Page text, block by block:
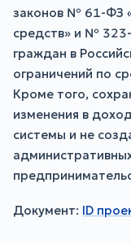
законов № 61-ФЗ
средств» и №
граждан в
ограничений по
Кроме того,
изменения в
системы и не
Документ: ID